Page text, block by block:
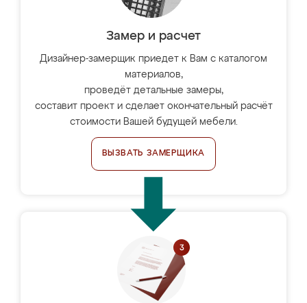
Замер и расчет
Дизайнер-замерщик приедет к Вам с каталогом
материалов,
проведёт детальные замеры,
составит проект и сделает окончательный расчёт
стоимости Вашей будущей мебели.
ВЫЗВАТЬ ЗАМЕРЩИКА